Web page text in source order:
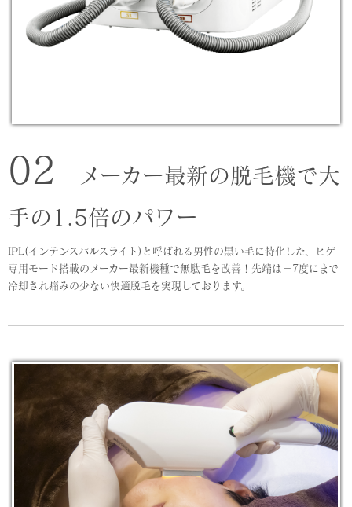
02
メーカー最新の脱毛機で大
手の1.5倍のパワー
IPL(インテンスパルスライト)と呼ばれる男性の黒い毛に特化した、ヒゲ
専用モード搭載のメーカー最新機種で無駄毛を改善！先端は－7度にまで
冷却され痛みの少ない快適脱毛を実現しております。